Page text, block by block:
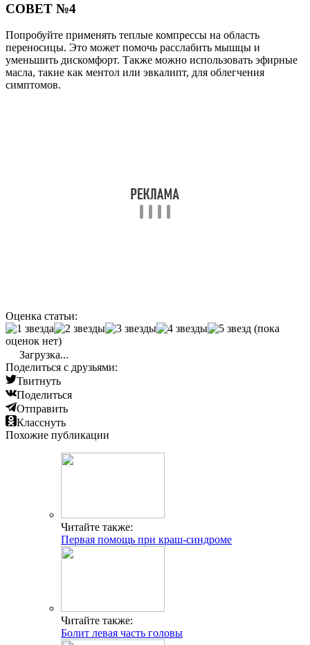
СОВЕТ №4
Попробуйте применять теплые компрессы на область
переносицы. Это может помочь расслабить мышцы и
уменьшить дискомфорт. Также можно использовать эфирные
масла, такие как ментол или эвкалипт, для облегчения
симптомов.
Оценка статьи:
(пока
оценок нет)
Загрузка...
Поделиться с друзьями:
Твитнуть
Поделиться
Отправить
Класснуть
Похожие публикации
Читайте также:
Первая помощь при краш-синдроме
Читайте также:
Болит левая часть головы